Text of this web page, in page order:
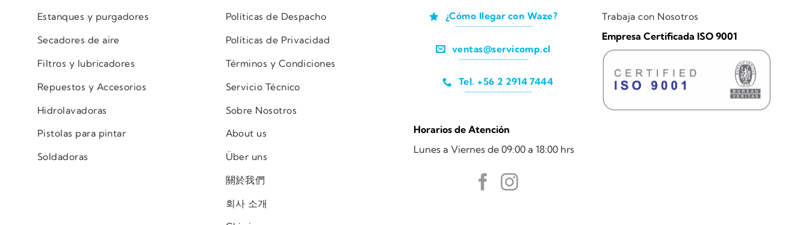
Estanques y purgadores
Secadores de aire
Filtros y lubricadores
Repuestos y Accesorios
Hidrolavadoras
Pistolas para pintar
Soldadoras
Políticas de Despacho
Políticas de Privacidad
Términos y Condiciones
Servicio Técnico
Sobre Nosotros
About us
Über uns
關於我們
회사 소개
¿Cómo llegar con Waze?
ventas@servicomp.cl
Tel. +56 2 2914 7444
Horarios de Atención
Lunes a Viernes de 09:00 a 18:00 hrs
Trabaja con Nosotros
Empresa Certificada ISO 9001